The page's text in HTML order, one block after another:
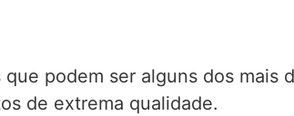
podem ser alguns dos
de extrema qualidade.